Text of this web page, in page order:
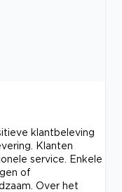
klantbeleving
Klanten
service. Enkele
of
Over het